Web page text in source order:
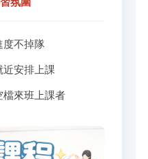
度不掉隊
近安排上課
檔來班上課者